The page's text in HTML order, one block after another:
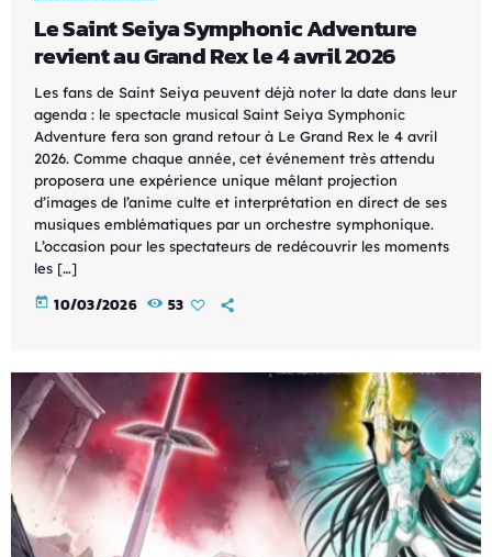
Le Saint Seiya Symphonic Adventure
revient au Grand Rex le 4 avril 2026
Les fans de Saint Seiya peuvent déjà noter la date dans leur
agenda : le spectacle musical Saint Seiya Symphonic
Adventure fera son grand retour à Le Grand Rex le 4 avril
2026. Comme chaque année, cet événement très attendu
proposera une expérience unique mêlant projection
d’images de l’anime culte et interprétation en direct de ses
musiques emblématiques par un orchestre symphonique.
L’occasion pour les spectateurs de redécouvrir les moments
les […]
today 10/03/2026 53